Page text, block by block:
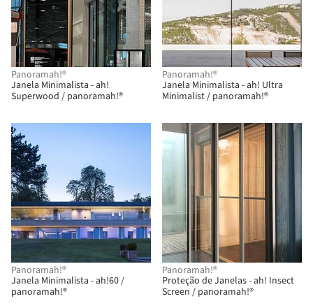
Panoramah!®
Janela Minimalista - ah!
Superwood / panoramah!®
Panoramah!®
Janela Minimalista - ah! Ultra
Minimalist / panoramah!®
Panoramah!®
Janela Minimalista - ah!60 /
panoramah!®
Panoramah!®
Proteção de Janelas - ah! Insect
Screen / panoramah!®